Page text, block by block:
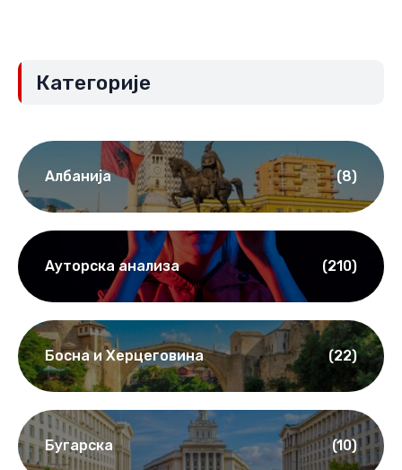
Категорије
Албанија (8)
Ауторска анализа (210)
Босна и Херцеговина (22)
Бугарска (10)